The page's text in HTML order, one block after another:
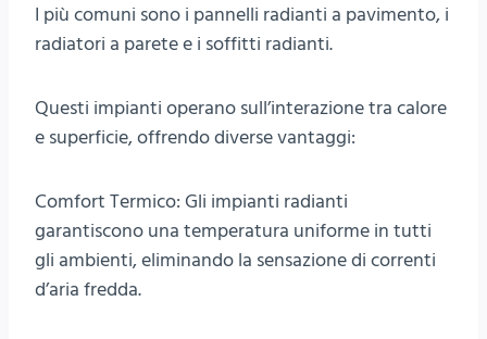
I più comuni sono i pannelli radianti a pavimento, i
radiatori a parete e i soffitti radianti.
Questi impianti operano sull’interazione tra calore
e superficie, offrendo diverse vantaggi:
Comfort Termico: Gli impianti radianti
garantiscono una temperatura uniforme in tutti
gli ambienti, eliminando la sensazione di correnti
d’aria fredda.